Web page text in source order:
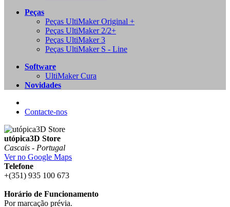
Peças
Peças UltiMaker Original +
Peças UltiMaker 2/2+
Peças UltiMaker 3
Peças UltiMaker S - Line
Software
UltiMaker Cura
Novidades
Contacte-nos
utópica3D Store
Cascais - Portugal
Ver no Google Maps
Telefone
+(351) 935 100 673
Horário de Funcionamento
Por marcação prévia.